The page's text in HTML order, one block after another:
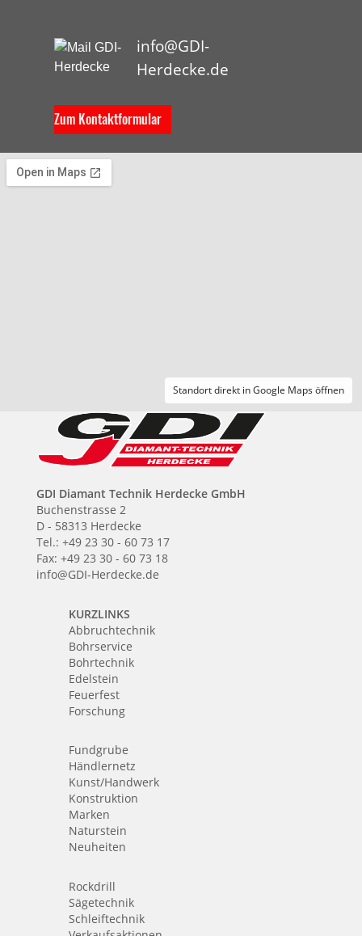
info@GDI-
Herdecke.de
Zum Kontaktformular
Standort direkt in Google Maps öffnen
GDI Diamant Technik Herdecke GmbH
Buchenstrasse 2
D - 58313 Herdecke
Tel.: +49 23 30 - 60 73 17
Fax: +49 23 30 - 60 73 18
info@GDI-Herdecke.de
KURZLINKS
Abbruchtechnik
Bohrservice
Bohrtechnik
Edelstein
Feuerfest
Forschung
Fundgrube
Händlernetz
Kunst/Handwerk
Konstruktion
Marken
Naturstein
Neuheiten
Rockdrill
Sägetechnik
Schleiftechnik